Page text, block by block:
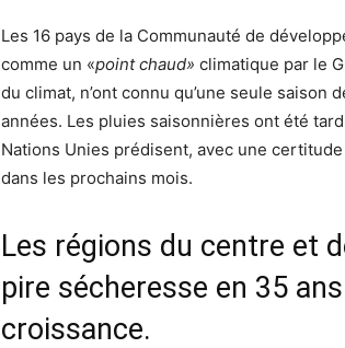
Les 16 pays de la Communauté de
comme un «point chaud» climatique par le
du climat, n’ont connu qu’une seule
années. Les pluies saisonnières ont été
Nations Unies prédisent, avec une
dans les prochains mois.
Les régions du centre et
pire sécheresse en 35
croissance.